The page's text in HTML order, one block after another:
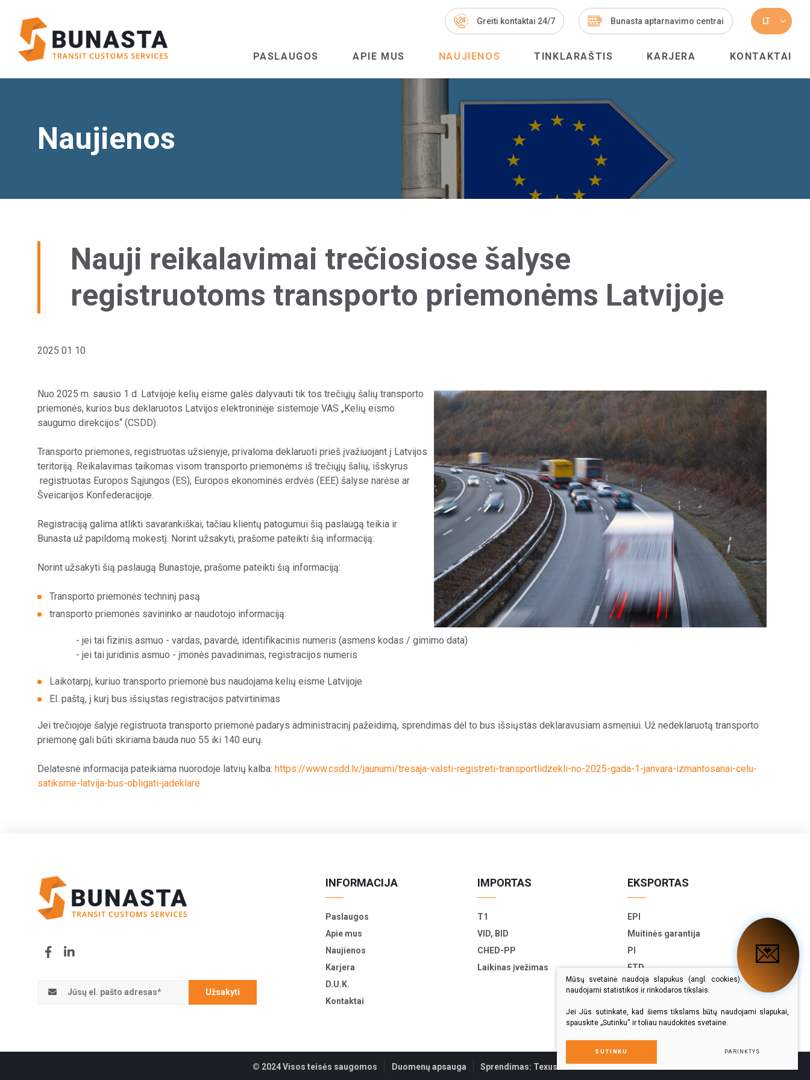
Greiti kontaktai 24/7 Bunasta aptarnavimo centrai LT
PASLAUGOS APIE MUS NAUJIENOS TINKLARAŠTIS KARJERA KONTAKTAI
Naujienos
Nauji reikalavimai trečiosiose šalyse
registruotoms transporto priemonėms Latvijoje
2025 01 10
Nuo 2025 m. sausio 1 d. Latvijoje kelių eisme galės dalyvauti tik tos trečiųjų šalių transporto
priemonės, kurios bus deklaruotos Latvijos elektroninėje sistemoje VAS „Kelių eismo
saugumo direkcijos“ (CSDD).
Transporto priemones, registruotas užsienyje, privaloma deklaruoti prieš įvažiuojant į Latvijos
teritoriją. Reikalavimas taikomas visom transporto priemonėms iš trečiųjų šalių, išskyrus
registruotas Europos Sąjungos (ES), Europos ekonominės erdvės (EEE) šalyse narėse ar
Šveicarijos Konfederacijoje.
Registraciją galima atlikti savarankiškai, tačiau klientų patogumui šią paslaugą teikia ir
Bunasta už papildomą mokestį. Norint užsakyti, prašome pateikti šią informaciją:
Norint užsakyti šią paslaugą Bunastoje, prašome pateikti šią informaciją:
Transporto priemonės techninį pasą
transporto priemonės savininko ar naudotojo informaciją:
- jei tai fizinis asmuo - vardas, pavardė, identifikacinis numeris (asmens kodas / gimimo data)
- jei tai juridinis asmuo - įmonės pavadinimas, registracijos numeris
Laikotarpį, kuriuo transporto priemonė bus naudojama kelių eisme Latvijoje
El. paštą, į kurį bus išsiųstas registracijos patvirtinimas
Jei trečiojoje šalyje registruota transporto priemonė padarys administracinį pažeidimą, sprendimas dėl to bus išsiųstas deklaravusiam asmeniui. Už nedeklaruotą transporto
priemonę gali būti skiriama bauda nuo 55 iki 140 eurų.
Delatesnė informacija pateikiama nuorodoje latvių kalba: https://www.csdd.lv/jaunumi/tresaja-valsti-registreti-transportlidzekli-no-2025-gada-1-janvara-izmantosanai-celu-
satiksme-latvija-bus-obligati-jadeklare
Užsakyti
INFORMACIJA
Paslaugos
Apie mus
Naujienos
Karjera
D.U.K.
Kontaktai
IMPORTAS
T1
VID, BID
CHED-PP
Laikinas įvežimas
EKSPORTAS
EPI
Muitinės garantija
PI
ETD
TIR-EPD
© 2024 Visos teisės saugomos Duomenų apsauga Sprendimas: Texus
Mūsų svetainė naudoja slapukus (angl. cookies). Šie slapukai
naudojami statistikos ir rinkodaros tikslais.
Jei Jūs sutinkate, kad šiems tikslams būtų naudojami slapukai,
spauskite „Sutinku“ ir toliau naudokitės svetaine.
SUTINKU PARINKTYS
📞